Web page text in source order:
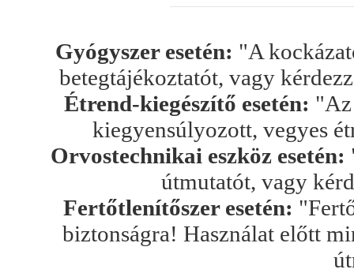
Gyógyszer esetén: "A
betegtájékoztatót, vagy
Étrend-kiegészítő esetén: "Az
kiegyensúlyozott, vegyes
Orvostechnikai eszköz esetén:
útmutatót, vagy
Fertőtlenítőszer esetén:
biztonságra! Használat előtt